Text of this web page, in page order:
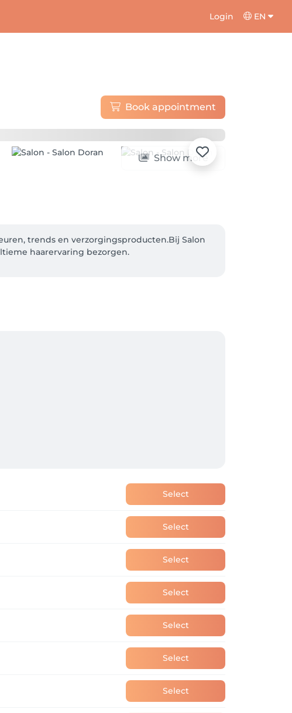
Login EN
Book appointment
Show more
trends en verzorgingsproducten.Bij Salon
haarervaring bezorgen.
Select
Select
Select
Select
Select
Select
Select